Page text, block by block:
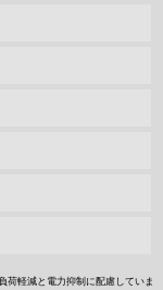
荷軽減と電力抑制に配慮していま